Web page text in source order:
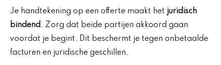
Je handtekening op een offerte maakt het juridisch
bindend . Zorg dat beide partijen akkoord gaan
voordat je begint. Dit beschermt je tegen onbetaalde
facturen en juridische geschillen.